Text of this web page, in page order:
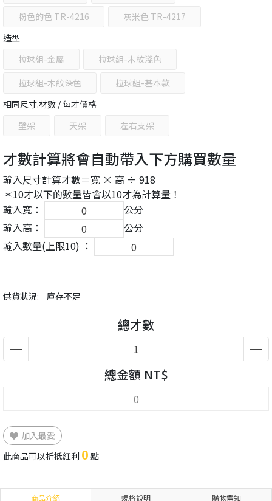
供貨狀況: 庫存不足
粉色的色 TR-4216
灰米色 TR-4217
造型
拉球組-金屬
拉球組-木紋淺色
拉球組-木紋深色
拉球組-基本款
相同尺寸.材數 / 每才價格
壁架
天架 左右支架
才數計算將會自動帶入下方購買數量
輸入尺寸計算才數＝寬 × 高 ÷ 918
＊10才以下的數量皆會以10才為計算量！
輸入寬：
公分
輸入高：
公分
輸入數量(上限10) ：
總才數
總金額 NT$
加入最愛
此商品可以折抵紅利 0 點
商品介紹 規格說明 購物需知